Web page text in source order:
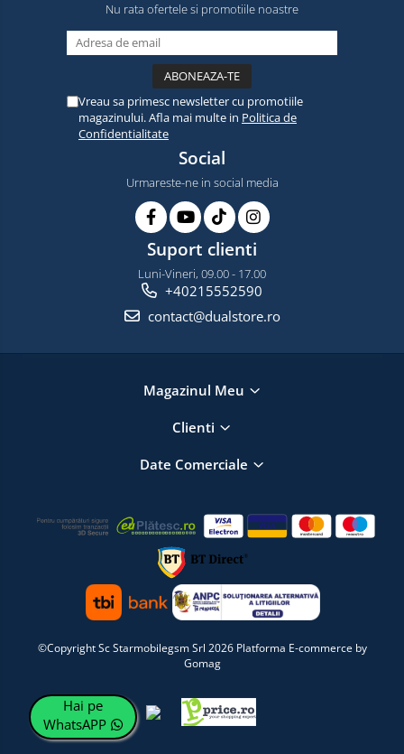
Nu rata ofertele si promotiile noastre
Vreau sa primesc newsletter cu promotiile
magazinului. Afla mai multe in Politica de
Confidentialitate
Social
Urmareste-ne in social media
Suport clienti
Luni-Vineri, 09.00 - 17.00
+40215552590
contact@dualstore.ro
Magazinul Meu
Clienti
Date Comerciale
©Copyright Sc Starmobilegsm Srl 2026 Platforma E-commerce by
Gomag
Hai pe
WhatsAPP